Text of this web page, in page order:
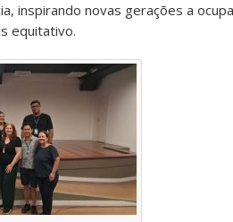
inspirando novas gerações a
equitativo.